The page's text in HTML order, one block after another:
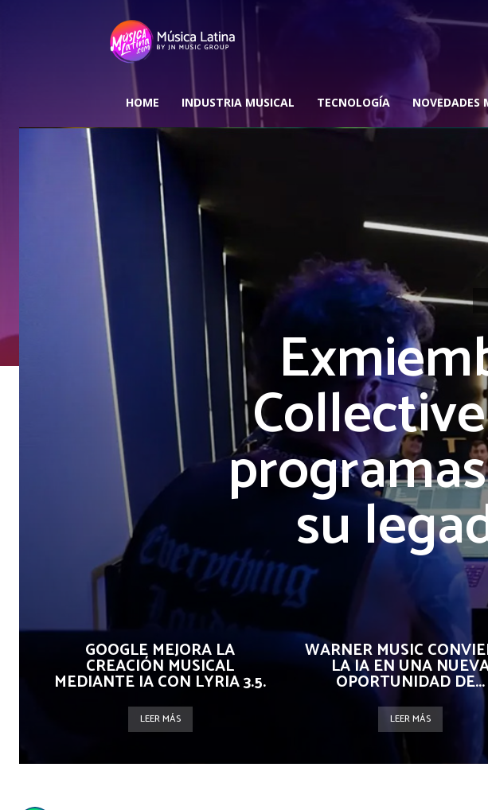
HOME INDUSTRIA MUSICAL TECNOLOGÍA NOVEDADES
su
GOOGLE MEJORA LA
CREACIÓN MUSICAL
MEDIANTE IA CON LYRIA 3.5.
LEER MÁS
WARNER MUSIC
LA IA EN UNA
OPORTUNIDAD DE...
LEER MÁS